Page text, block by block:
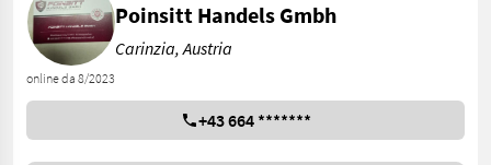
online da 8/2023
Poinsitt Handels Gmbh
Carinzia, Austria
+43 664 *******